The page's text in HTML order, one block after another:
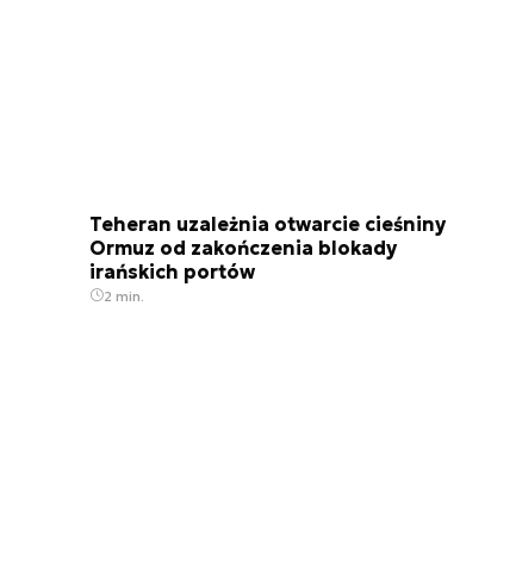
Teheran uzależnia otwarcie cieśniny
Ormuz od zakończenia blokady
irańskich portów
2 min.